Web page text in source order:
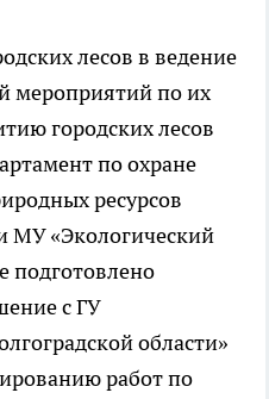
лесов в ведение
мероприятий по их
городских лесов
по охране
ресурсов
МУ «Экологический
подготовлено
с ГУ
области»
работ по